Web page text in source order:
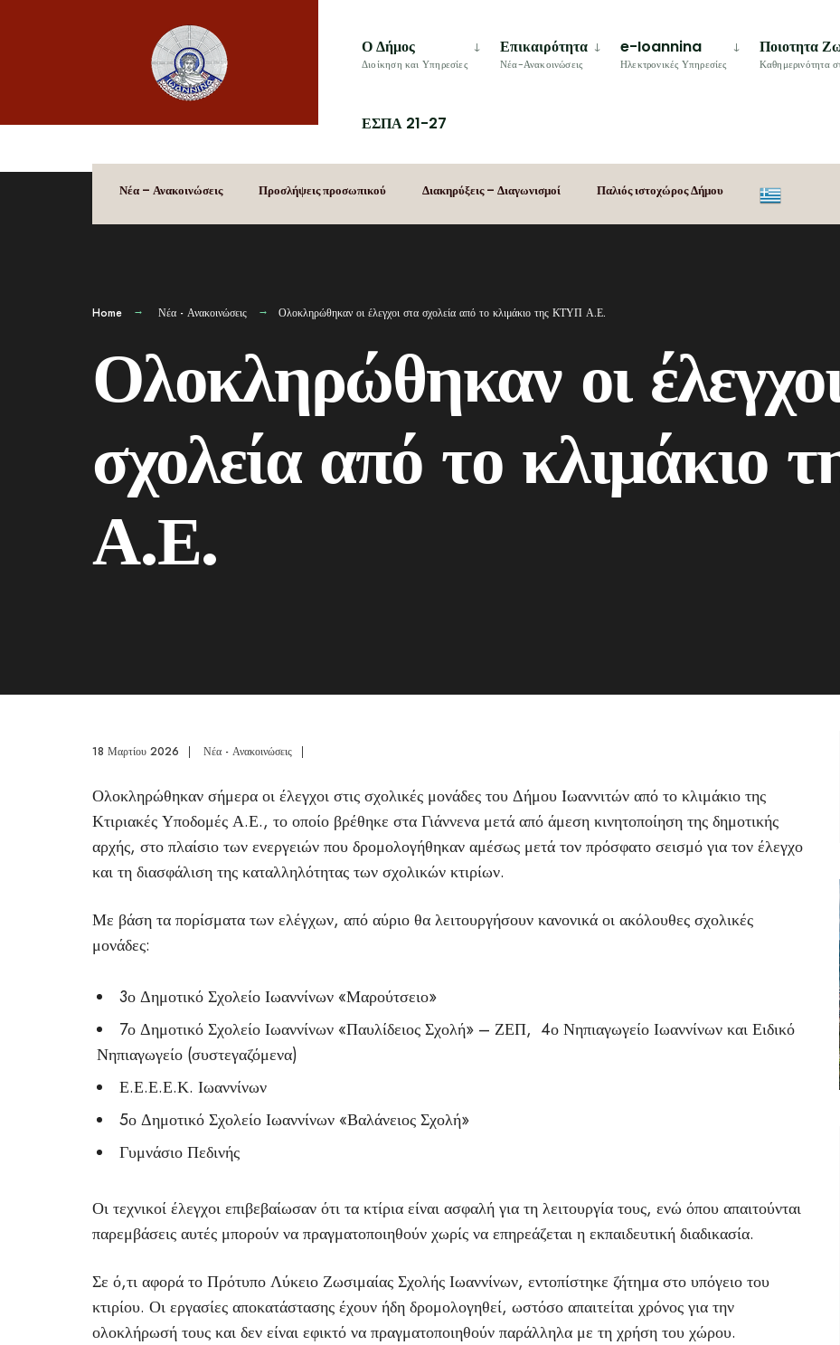
Ο Δήμος
Διοίκηση και Υπηρεσίες
Επικαιρότητα
Νέα-Ανακοινώσεις
e-Ioannina
Ηλεκτρονικές Υπηρεσίες
Ποιοτητα
Καθημερινότητα
ΕΣΠΑ 21-27
Νέα – Ανακοινώσεις Προσλήψεις προσωπικού Διακηρύξεις – Διαγωνισμοί Παλιός ιστοχώρος Δήμου
Home Νέα - Ανακοινώσεις Ολοκληρώθηκαν οι έλεγχοι στα σχολεία από το κλιμάκιο της ΚΤΥΠ Α.Ε.
Ολοκληρώθηκαν οι
σχολεία από το
Α.Ε.
18 Μαρτίου 2026 | Νέα - Ανακοινώσεις |
Ολοκληρώθηκαν σήμερα οι έλεγχοι στις σχολικές μονάδες του Δήμου Ιωαννιτών από το κλιμάκιο της
Κτιριακές Υποδομές Α.Ε., το οποίο βρέθηκε στα Γιάννενα μετά από άμεση κινητοποίηση της δημοτικής
αρχής, στο πλαίσιο των ενεργειών που δρομολογήθηκαν αμέσως μετά τον πρόσφατο σεισμό για τον έλεγχο
και τη διασφάλιση της καταλληλότητας των σχολικών κτιρίων.
Με βάση τα πορίσματα των ελέγχων, από αύριο θα λειτουργήσουν κανονικά οι ακόλουθες σχολικές
μονάδες:
3ο Δημοτικό Σχολείο Ιωαννίνων «Μαρούτσειο»
7ο Δημοτικό Σχολείο Ιωαννίνων «Παυλίδειος Σχολή» – ΖΕΠ, 4ο Νηπιαγωγείο Ιωαννίνων και Ειδικό
Νηπιαγωγείο (συστεγαζόμενα)
Ε.Ε.Ε.Ε.Κ. Ιωαννίνων
5ο Δημοτικό Σχολείο Ιωαννίνων «Βαλάνειος Σχολή»
Γυμνάσιο Πεδινής
Οι τεχνικοί έλεγχοι επιβεβαίωσαν ότι τα κτίρια είναι ασφαλή για τη λειτουργία τους, ενώ όπου απαιτούνται
παρεμβάσεις αυτές μπορούν να πραγματοποιηθούν χωρίς να επηρεάζεται η εκπαιδευτική διαδικασία.
Σε ό,τι αφορά το Πρότυπο Λύκειο Ζωσιμαίας Σχολής Ιωαννίνων, εντοπίστηκε ζήτημα στο υπόγειο του
κτιρίου. Οι εργασίες αποκατάστασης έχουν ήδη δρομολογηθεί, ωστόσο απαιτείται χρόνος για την
ολοκλήρωσή τους και δεν είναι εφικτό να πραγματοποιηθούν παράλληλα με τη χρήση του χώρου.